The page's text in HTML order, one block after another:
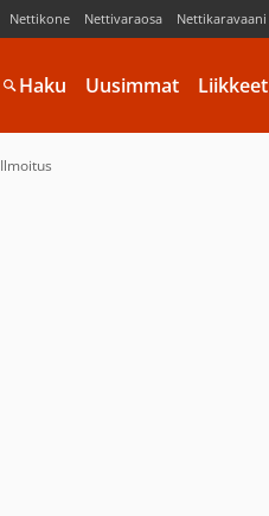
Nettikone Nettivaraosa Nettikaravaani
Haku Uusimmat Liikkeet
Ilmoitus